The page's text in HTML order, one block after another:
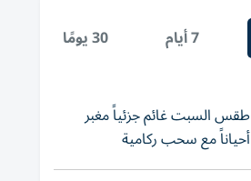
7 أيام 30 يومًا
طقس السبت غائم جزئياً مغبر
أحياناً مع سحب ركامية